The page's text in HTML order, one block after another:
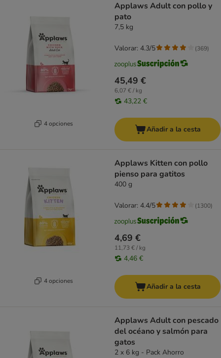
4 opciones
Applaws Adult con pollo y
pato
7,5 kg
45,49 €
6,07 € / kg
43,22 €
Valorar: 4.3/5 (369)
Añadir a la cesta
4 opciones
Applaws Kitten con pollo
pienso para gatitos
400 g
4,69 €
11,73 € / kg
4,46 €
Valorar: 4.4/5 (1300)
Añadir a la cesta
Applaws Adult con pescado
del océano y salmón para
gatos
2 x 6 kg - Pack Ahorro